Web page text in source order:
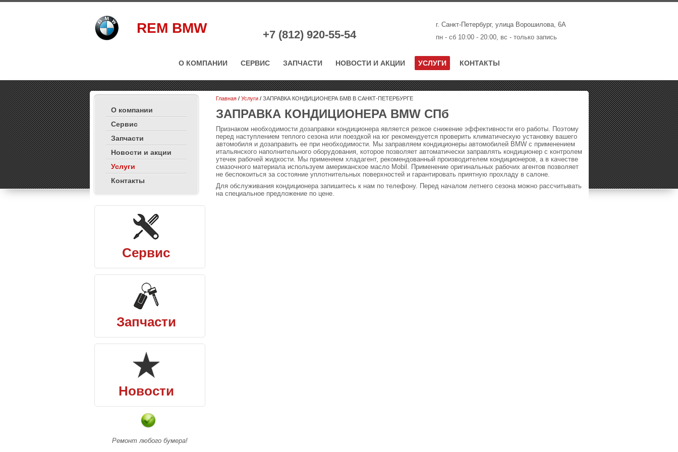
REM BMW +7 (812) 920-55-54
г. Санкт-Петербург, улица Ворошилова, 6А
пн - сб 10:00 - 20:00, вс - только запись
О КОМПАНИИ СЕРВИС ЗАПЧАСТИ НОВОСТИ И АКЦИИ УСЛУГИ КОНТАКТЫ
О компании
Сервис
Запчасти
Новости и акции
Услуги
Контакты
Сервис
Запчасти
Новости
Ремонт любого бумера!
Главная / Услуги / ЗАПРАВКА КОНДИЦИОНЕРА БМВ В САНКТ-ПЕТЕРБУРГЕ
ЗАПРАВКА КОНДИЦИОНЕРА BMW СПб
Признаком необходимости дозаправки кондиционера является резкое снижение эффективности его работы. Поэтому
перед наступлением теплого сезона или поездкой на юг рекомендуется проверить климатическую установку вашего
автомобиля и дозаправить ее при необходимости. Мы заправляем кондиционеры автомобилей BMW с применением
итальянского наполнительного оборудования, которое позволяет автоматически заправлять кондиционер с контролем
утечек рабочей жидкости. Мы применяем хладагент, рекомендованный производителем кондиционеров, а в качестве
смазочного материала используем американское масло Mobil. Применение оригинальных рабочих агентов позволяет
не беспокоиться за состояние уплотнительных поверхностей и гарантировать приятную прохладу в салоне.
Для обслуживания кондиционера запишитесь к нам по телефону. Перед началом летнего сезона можно рассчитывать
на специальное предложение по цене.